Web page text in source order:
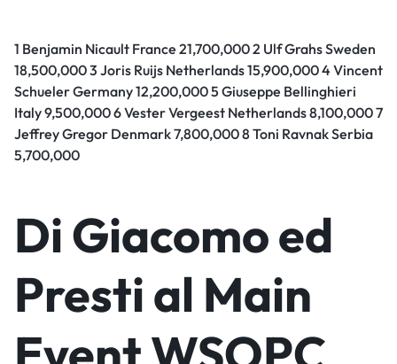
1 Benjamin Nicault France 21,700,000 2 Ulf Grahs Sweden
18,500,000 3 Joris Ruijs Netherlands 15,900,000 4 Vincent
Schueler Germany 12,200,000 5 Giuseppe Bellinghieri
Italy 9,500,000 6 Vester Vergeest Netherlands 8,100,000 7
Jeffrey Gregor Denmark 7,800,000 8 Toni Ravnak Serbia
5,700,000
Di Giacomo ed
Presti al Main